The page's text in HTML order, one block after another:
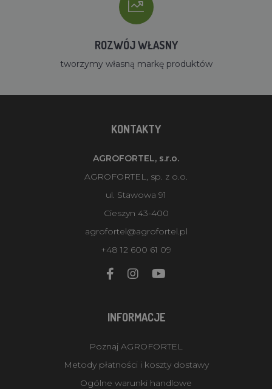
ROZWÓJ WŁASNY
tworzymy własną markę produktów
KONTAKTY
AGROFORTEL, s.r.o.
AGROFORTEL, sp. z o.o.
ul. Stawowa 91
Cieszyn 43-400
agrofortel@agrofortel.pl
+48 12 600 61 09
INFORMACJE
Poznaj AGROFORTEL
Metody płatności i koszty dostawy
Ogólne warunki handlowe